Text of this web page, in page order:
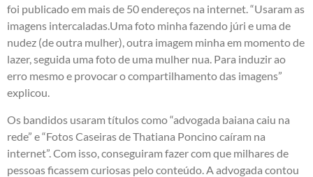
foi publicado em mais de 50 endereços na internet. “Usaram as
imagens intercaladas.Uma foto minha fazendo júri e uma de
nudez (de outra mulher), outra imagem minha em momento de
lazer, seguida uma foto de uma mulher nua. Para induzir ao
erro mesmo e provocar o compartilhamento das imagens”
explicou.
Os bandidos usaram títulos como “advogada baiana caiu na
rede” e “Fotos Caseiras de Thatiana Poncino caíram na
internet”. Com isso, conseguiram fazer com que milhares de
pessoas ficassem curiosas pelo conteúdo. A advogada contou